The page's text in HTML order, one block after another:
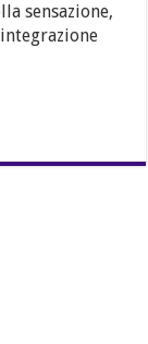
sensazione,